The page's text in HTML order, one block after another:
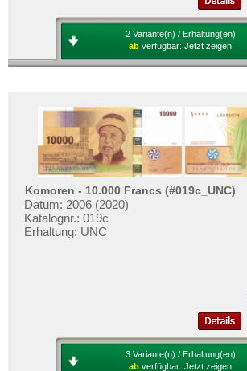
2 Variante(n) / Erhaltung(en)
ab verfügbar: Jetzt zeigen
Komoren - 10.000 Francs (#019c_UNC)
Datum: 2006 (2020)
Katalognr.: 019c
Erhaltung: UNC
3 Variante(n) / Erhaltung(en)
ab verfügbar: Jetzt zeigen